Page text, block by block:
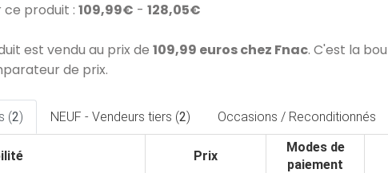
ce produit : 109,99€ - 128,05€
est vendu au prix de 109,99 euros chez Fnac. C'est la
de prix.
(2) NEUF - Vendeurs tiers (2) Occasions / Reconditionnés
Prix
Modes de
paiement